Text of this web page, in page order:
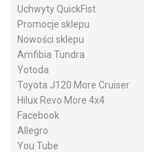
Uchwyty QuickFist
Promocje sklepu
Nowości sklepu
Amfibia Tundra
Yotoda
Toyota J120 More Cruiser
Hilux Revo More 4x4
Facebook
Allegro
You Tube